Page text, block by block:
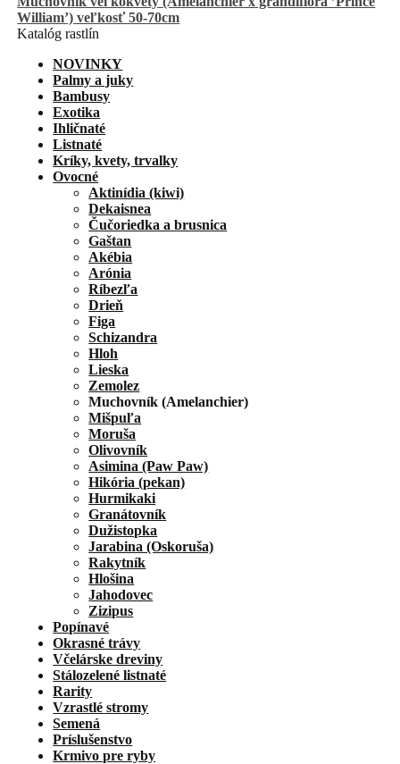
William’) veľkosť 50-70cm
Katalóg rastlín
NOVINKY
Palmy a juky
Bambusy
Exotika
Ihličnaté
Listnaté
Kríky, kvety, trvalky
Ovocné
Aktinídia (kiwi)
Dekaisnea
Čučoriedka a brusnica
Gaštan
Akébia
Arónia
Ríbezľa
Drieň
Figa
Schizandra
Hloh
Lieska
Zemolez
Muchovník (Amelanchier)
Mišpuľa
Moruša
Olivovník
Asimina (Paw Paw)
Hikória (pekan)
Hurmikaki
Granátovník
Dužistopka
Jarabina (Oskoruša)
Rakytník
Hlošina
Jahodovec
Zizipus
Popínavé
Okrasné trávy
Včelárske dreviny
Stálozelené listnaté
Rarity
Vzrastlé stromy
Semená
Príslušenstvo
Krmivo pre ryby